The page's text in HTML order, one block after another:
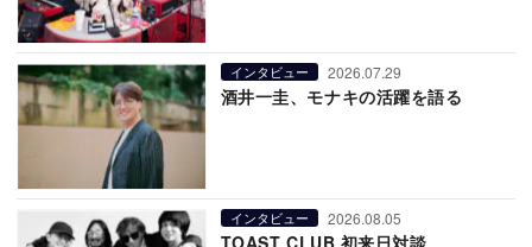
インタビュー 2026.07.29
酒井一圭、モナキの活躍を語る
インタビュー 2026.08.05